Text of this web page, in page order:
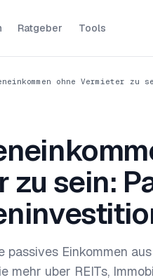
Ratgeber Tools
ohne Vermieter
zu sein:
passives Einkommen
mehr uber REITs,